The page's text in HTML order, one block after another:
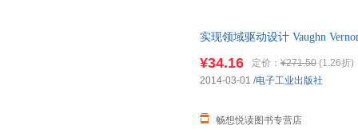
实现领域驱动设计 Vaughn
¥34.16 定价： ¥271.50 (1.26折)
畅想悦读图书专营店
2014-03-01 /电子工业出版社